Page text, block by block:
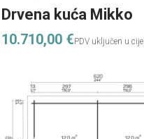
Drvena kuća Mikko
10.710,00 €